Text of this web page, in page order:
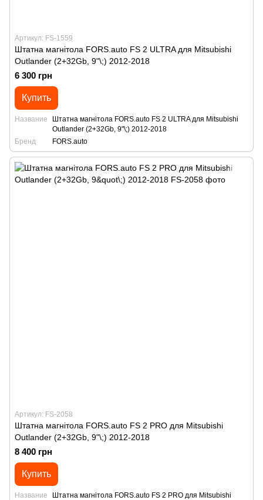
Артикул: FS-1559
Штатна магнітола FORS.auto FS 2 ULTRA для Mitsubishi
Outlander (2+32Gb, 9"\;) 2012-2018
6 300 грн
Купить
Название
Штатна магнітола FORS.auto FS 2 ULTRA для Mitsubishi
Outlander (2+32Gb, 9"\;) 2012-2018
Бренд
FORS.auto
Артикул: FS-2058
Штатна магнітола FORS.auto FS 2 PRO для Mitsubishi
Outlander (2+32Gb, 9"\;) 2012-2018
8 400 грн
Купить
Название
Штатна магнітола FORS.auto FS 2 PRO для Mitsubishi